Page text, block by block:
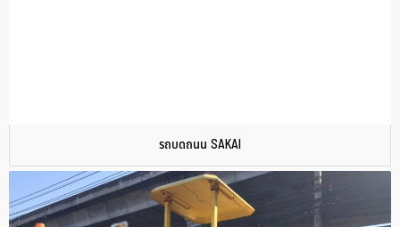
รถบดถนน SAKAI